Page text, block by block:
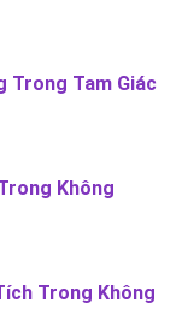
Trong Tam Giác
Không
Trong Không